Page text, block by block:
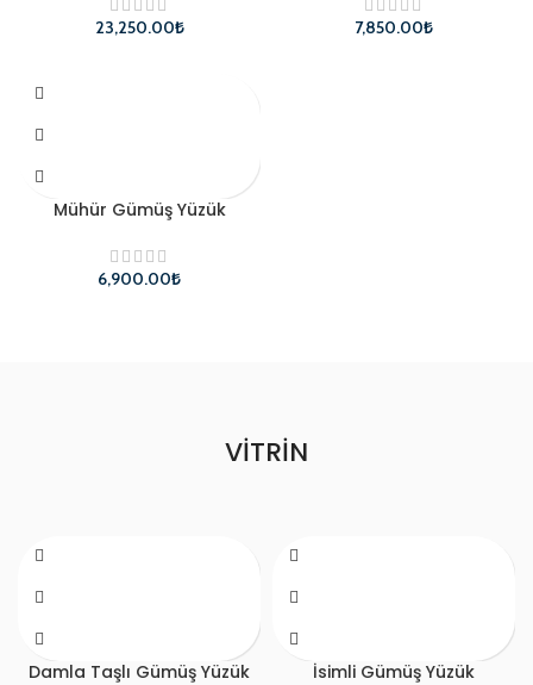
₺ ₺
Mühür Gümüş Yüzük
₺
VITRIN
Damla Taşlı Gümüş Yüzük İsimli Gümüş Yüzük